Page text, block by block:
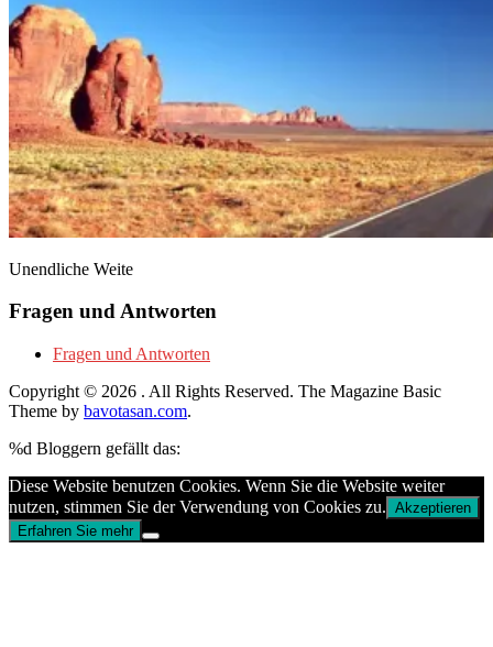
Unendliche Weite
Fragen und Antworten
Fragen und Antworten
Copyright © 2026 . All Rights Reserved. The Magazine Basic
Theme by bavotasan.com.
%d Bloggern gefällt das:
Diese Website benutzen Cookies. Wenn Sie die Website weiter
nutzen, stimmen Sie der Verwendung von Cookies zu. Akzeptieren
Erfahren Sie mehr